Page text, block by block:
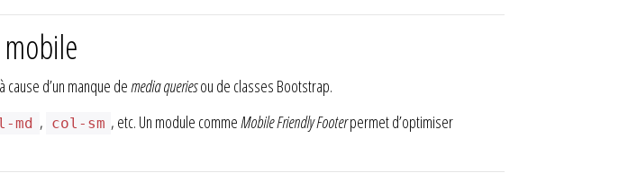
cause d’un manque demedia queriesou de classes Bootstrap.
md , col-sm , etc. Un module commeMobile Friendly Footerpermet d’optimiser